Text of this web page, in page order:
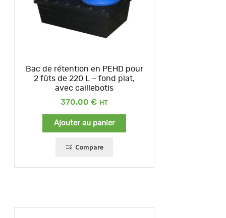
Bac de rétention en PEHD pour
2 fûts de 220 L – fond plat,
avec caillebotis
370,00 €
Ajouter au panier
Compare